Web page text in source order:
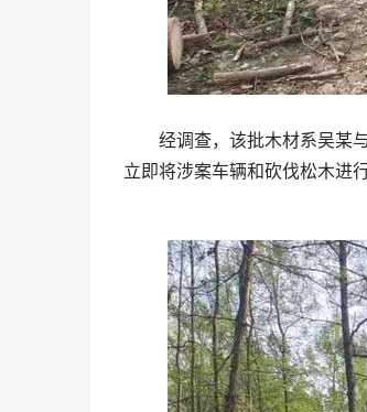
经调查，该批木材系吴某与
立即将涉案车辆和砍伐松木进